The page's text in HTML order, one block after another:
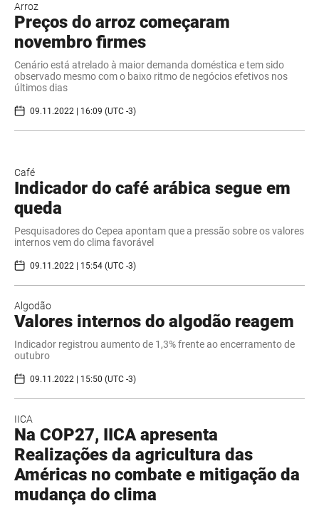
Arroz
Preços do arroz começaram
novembro firmes
Cenário está atrelado à maior demanda doméstica e tem sido
observado mesmo com o baixo ritmo de negócios efetivos nos
últimos dias
09.11.2022 | 16:09 (UTC -3)
Café
Indicador do café arábica segue em
queda
Pesquisadores do Cepea apontam que a pressão sobre os valores
internos vem do clima favorável
09.11.2022 | 15:54 (UTC -3)
Algodão
Valores internos do algodão reagem
Indicador registrou aumento de 1,3% frente ao encerramento de
outubro
09.11.2022 | 15:50 (UTC -3)
IICA
Na COP27, IICA apresenta
Realizações da agricultura das
Américas no combate e mitigação da
mudança do clima